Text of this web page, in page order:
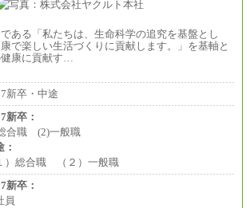
ある「私たちは、生命科学の追究を基盤とし
で楽しい生活づくりに貢献します。」を基軸と
健康に貢献す…
新卒・中途
新卒：
合職 (2)一般職
：
）総合職 （２）一般職
新卒：
員